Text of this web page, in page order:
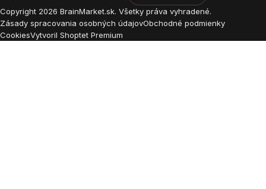
Copyright 2026 BrainMarket.sk. Všetky práva vyhradené.
Zásady spracovania osobných údajovObchodné podmienky
CookiesVytvoril Shoptet Premium